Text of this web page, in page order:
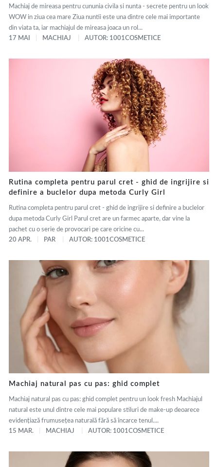
Machiaj de mireasa pentru cununia civila si nunta - secrete pentru un look
WOW in ziua cea mare Ziua nuntii este una dintre cele mai importante
din viata ta, iar machiajul de mireasa joaca un rol...
17 MAI
MACHIAJ AUTOR: 1001COSMETICE
Rutina completa pentru parul cret - ghid de ingrijire si
definire a buclelor dupa metoda Curly Girl
Rutina completa pentru parul cret - ghid de ingrijire si definire a buclelor
dupa metoda Curly Girl Parul cret are un farmec aparte, dar vine la
pachet cu o serie de provocari pe care oricine cu...
20 APR.
PAR AUTOR: 1001COSMETICE
Machiaj natural pas cu pas: ghid complet
Machiaj natural pas cu pas: ghid complet pentru un look fresh Machiajul
natural este unul dintre cele mai populare stiluri de make-up deoarece
evidențiază frumusețea naturală fără să încarce tenul....
15 MAR.
MACHIAJ AUTOR: 1001COSMETICE